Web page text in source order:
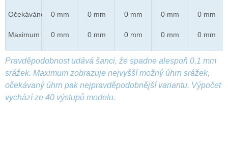
Očekáváno
Maximum
0 mm
0 mm
0 mm
0 mm
0 mm
0 mm
0 mm
0 mm
0 mm
0 mm
Pravděpodobnost udává šanci, že spadne alespoň 0,1 mm
srážek. Maximum zobrazuje nejvyšší možný úhrn srážek,
očekávaný úhrn pak nejpravděpodobnější variantu. Výpočet
vychází ze 40 výstupů modelu.